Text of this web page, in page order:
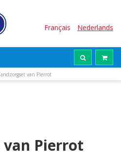
Français Nederlands
van Pierrot
Pierrot